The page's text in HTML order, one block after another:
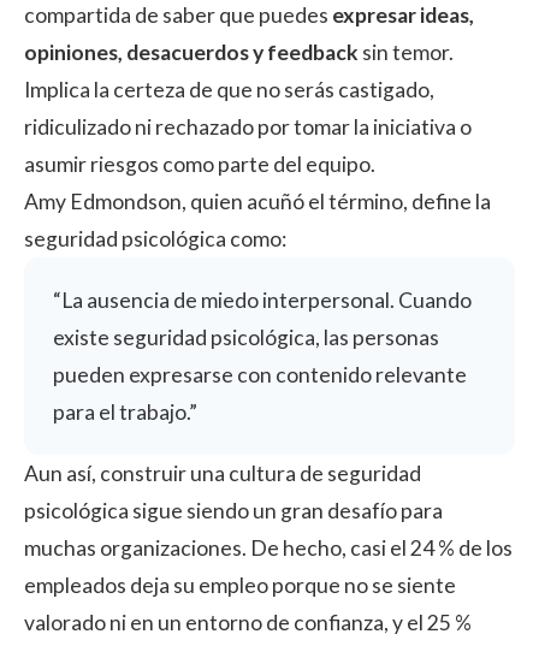
compartida de saber que puedes expresar ideas,
opiniones, desacuerdos y feedback sin temor.
Implica la certeza de que no serás castigado,
ridiculizado ni rechazado por tomar la iniciativa o
asumir riesgos como parte del equipo.
Amy Edmondson, quien acuñó el término, define la
seguridad psicológica como:
“La ausencia de miedo interpersonal. Cuando
existe seguridad psicológica, las personas
pueden expresarse con contenido relevante
para el trabajo.”
Aun así, construir una cultura de seguridad
psicológica sigue siendo un gran desafío para
muchas organizaciones. De hecho, casi el24 % de los
empleados deja su empleo porque no se siente
valorado ni en un entorno de confianza, y el 25 %